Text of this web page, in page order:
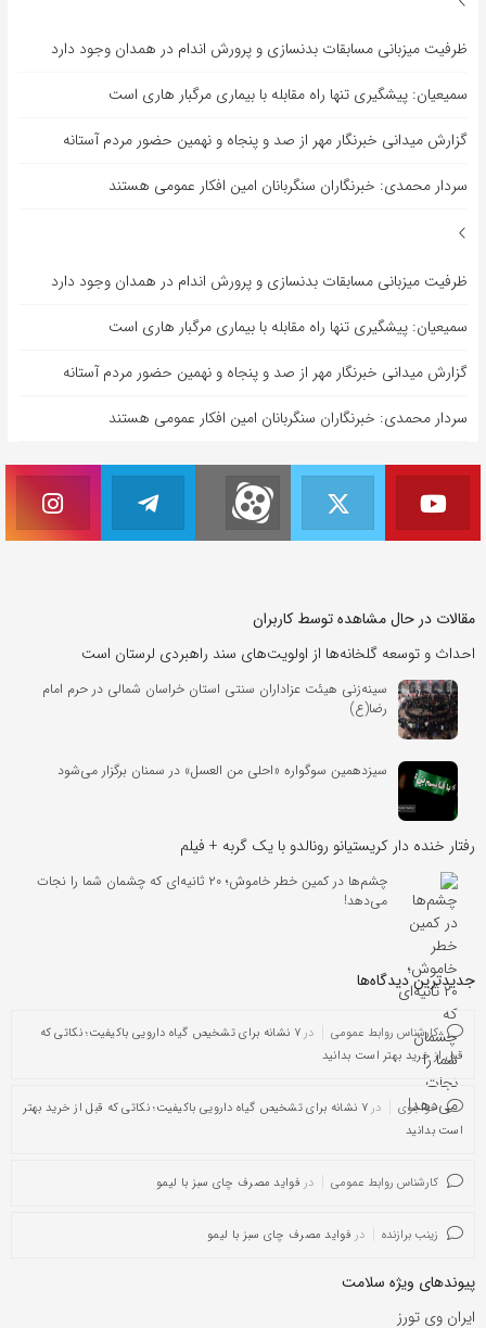
ظرفیت میزبانی مسابقات بدنسازی و پرورش اندام در همدان وجود دارد
سمیعیان: پیشگیری تنها راه مقابله با بیماری مرگبار هاری است
گزارش میدانی خبرنگار مهر از صد و پنجاه و نهمین حضور مردم آستانه
سردار محمدی: خبرنگاران سنگربانان امین افکار عمومی هستند
ظرفیت میزبانی مسابقات بدنسازی و پرورش اندام در همدان وجود دارد
سمیعیان: پیشگیری تنها راه مقابله با بیماری مرگبار هاری است
گزارش میدانی خبرنگار مهر از صد و پنجاه و نهمین حضور مردم آستانه
سردار محمدی: خبرنگاران سنگربانان امین افکار عمومی هستند
مقالات در حال مشاهده توسط کاربران
احداث و توسعه گلخانه‌ها از اولویت‌های سند راهبردی لرستان است
سینه‌زنی هیئت عزاداران سنتی استان خراسان شمالی در حرم امام
رضا(ع)
سیزدهمین سوگواره «احلی من العسل» در سمنان برگزار می‌شود
رفتار خنده دار کریستیانو رونالدو با یک گربه + فیلم
چشم‌ها در کمین خطر خاموش؛ ۲۰ ثانیه‌ای که چشمان شما را نجات
می‌دهد!
جدیدترین دیدگاه‌‌ها
کارشناس روابط عمومی در
۷ نشانه برای تشخیص گیاه دارویی باکیفیت؛ نکاتی که
قبل از خرید بهتر است بدانید
خواجوی در
۷ نشانه برای تشخیص گیاه دارویی باکیفیت؛ نکاتی که قبل از خرید بهتر
است بدانید
کارشناس روابط عمومی در فواید مصرف چای سبز با لیمو
زینب برازنده در فواید مصرف چای سبز با لیمو
پیوندهای ویژه سلامت
ایران وی تورز